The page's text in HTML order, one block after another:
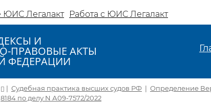
ЮИС Легалакт Работа с ЮИС Легалакт
И
ПРАВОВЫЕ АКТЫ
ФЕДЕРАЦИИ
| Судебная практика высших судов РФ | Определение
8184 по делу N А09-7572/2022